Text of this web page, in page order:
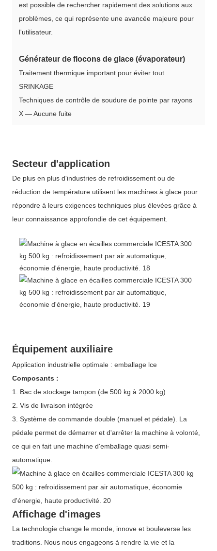
est possible de rechercher rapidement des solutions aux
problèmes, ce qui représente une avancée majeure pour
l'utilisateur.
Générateur de flocons de glace (évaporateur)
Traitement thermique important pour éviter tout
SRINKAGE
Techniques de contrôle de soudure de pointe par rayons
X — Aucune fuite
Secteur d'application
De plus en plus d'industries de refroidissement ou de
réduction de température utilisent les machines à glace pour
répondre à leurs exigences techniques plus élevées grâce à
leur connaissance approfondie de cet équipement.
Équipement auxiliaire
Application industrielle optimale : emballage lce
Composants :
1. Bac de stockage tampon (de 500 kg à 2000 kg)
2. Vis de livraison intégrée
3. Système de commande double (manuel et pédale). La
pédale permet de démarrer et d'arrêter la machine à volonté,
ce qui en fait une machine d'emballage quasi semi-
automatique.
Affichage d'images
La technologie change le monde, innove et bouleverse les
traditions. Nous nous engageons à rendre la vie et la